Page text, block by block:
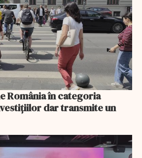
România în categoria
dar transmite un